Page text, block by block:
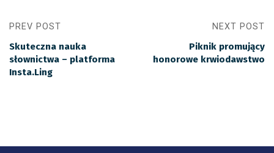
PREV POST
Skuteczna nauka
słownictwa – platforma
Insta.Ling
NEXT POST
Piknik promujący
honorowe krwiodawstwo